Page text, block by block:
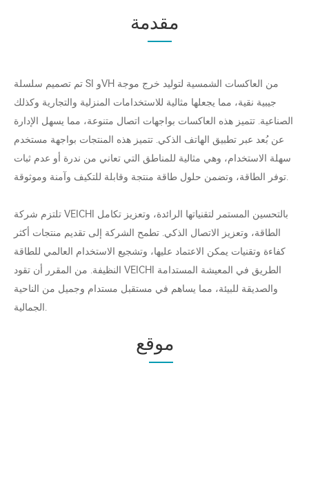
مقدمة
تم تصميم سلسلة SI وVH من العاكسات الشمسية لتوليد خرج موجة
جيبية نقية، مما يجعلها مثالية للاستخدامات المنزلية والتجارية وكذلك
الصناعية. تتميز هذه العاكسات بواجهات اتصال متنوعة، مما يسهل الإدارة
عن بُعد عبر تطبيق الهاتف الذكي. تتميز هذه المنتجات بواجهة مستخدم
سهلة الاستخدام، وهي مثالية للمناطق التي تعاني من ندرة أو عدم ثبات
توفر الطاقة، وتضمن حلول طاقة منتجة وقابلة للتكيف وآمنة وموثوقة.
تلتزم شركة VEICHI بالتحسين المستمر لتقنياتها الرائدة، وتعزيز تكامل
الطاقة، وتعزيز الاتصال الذكي. تطمح الشركة إلى تقديم منتجات أكثر
كفاءة وتقنيات يمكن الاعتماد عليها، وتشجيع الاستخدام العالمي للطاقة
النظيفة. من المقرر أن تقود VEICHI الطريق في المعيشة المستدامة
والصديقة للبيئة، مما يساهم في مستقبل مستدام وجميل من الناحية
الجمالية.
موقع